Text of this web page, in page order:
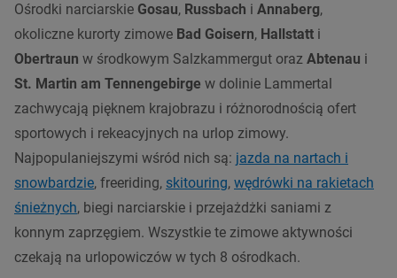
Ośrodki narciarskie Gosau, Russbach i Annaberg,
okoliczne kurorty zimowe Bad Goisern, Hallstatt i
Obertraun w środkowym Salzkammergut oraz Abtenau i
St. Martin am Tennengebirge w dolinie Lammertal
zachwycają pięknem krajobrazu i różnorodnością ofert
sportowych i rekeacyjnych na urlop zimowy.
Najpopulaniejszymi wśród nich są: jazda na nartach i
snowbardzie, freeriding, skitouring, wędrówki na rakietach
śnieżnych, biegi narciarskie i przejażdżki saniami z
konnym zaprzęgiem. Wszystkie te zimowe aktywności
czekają na urlopowiczów w tych 8 ośrodkach.